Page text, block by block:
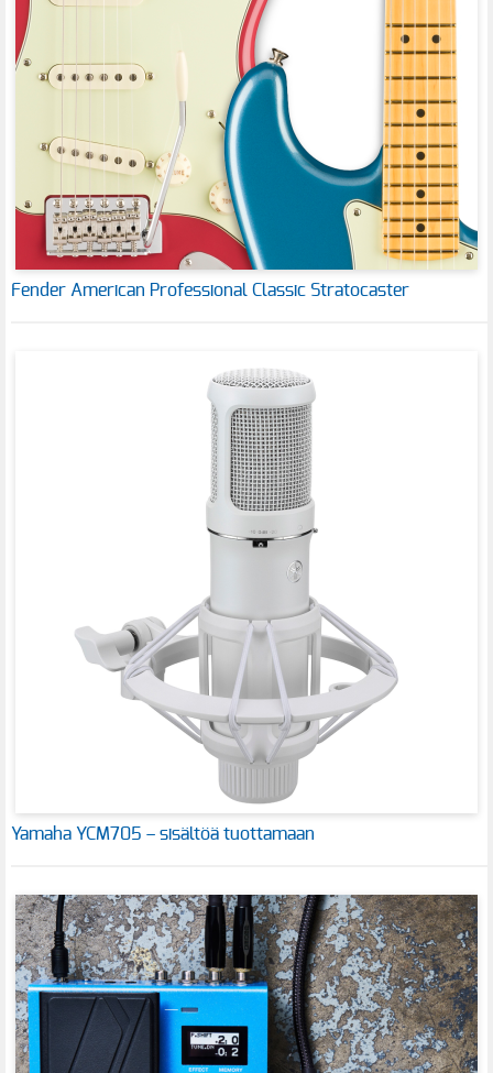
Fender American Professional Classic Stratocaster
Yamaha YCM705 – sisältöä tuottamaan